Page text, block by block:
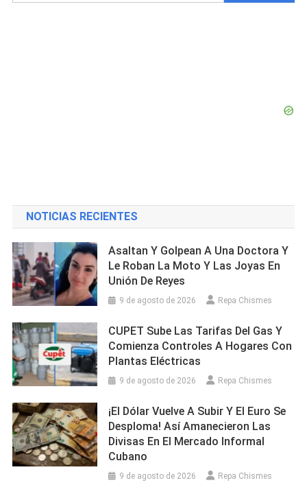
NOTICIAS RECIENTES
Asaltan Y Golpean A Una Doctora Y
Le Roban La Moto Y Las Joyas En
Unión De Reyes
9 de agosto de 2026 Repa Chismes
CUPET Sube Las Tarifas Del Gas Y
Comienza Controles A Hogares Con
Plantas Eléctricas
9 de agosto de 2026 Repa Chismes
¡El Dólar Vuelve A Subir Y El Euro Se
Desploma! Así Amanecieron Las
Divisas En El Mercado Informal
Cubano
9 de agosto de 2026 Repa Chismes